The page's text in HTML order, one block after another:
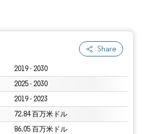
Share
2019 - 2030
2025 - 2030
2019 - 2023
72.84 百万米ドル
86.05 百万米ドル